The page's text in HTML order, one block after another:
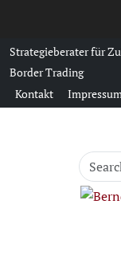
p
Strategieberater für
Border Trading
Kontakt